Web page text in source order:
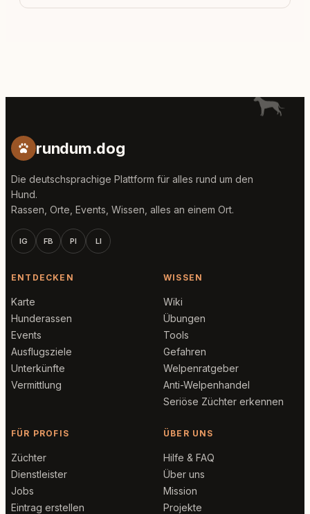
rundum.dog
Die deutschsprachige Plattform für alles rund um den
Hund.
Rassen, Orte, Events, Wissen, alles an einem Ort.
IG FB PI LI
ENTDECKEN
Karte
Hunderassen
Events
Ausflugsziele
Unterkünfte
Vermittlung
WISSEN
Wiki
Übungen
Tools
Gefahren
Welpenratgeber
Anti-Welpenhandel
Seriöse Züchter erkennen
FÜR PROFIS
Züchter
Dienstleister
Jobs
Eintrag erstellen
ÜBER UNS
Hilfe & FAQ
Über uns
Mission
Projekte